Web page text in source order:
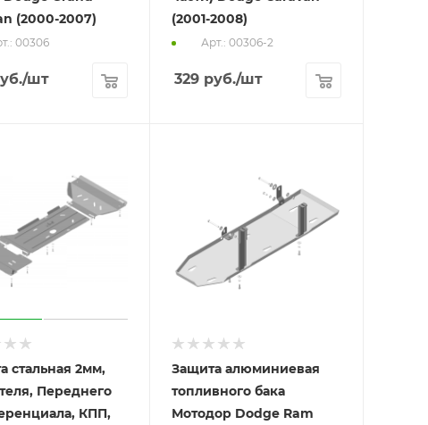
(2000-2007)
00306
/шт
(2001-2008)
Арт.: 00306-2
329руб./шт
стальная 2мм,
Переднего
КПП,
Защита алюминиевая
топливного бака
Мотодор Dodge Ram